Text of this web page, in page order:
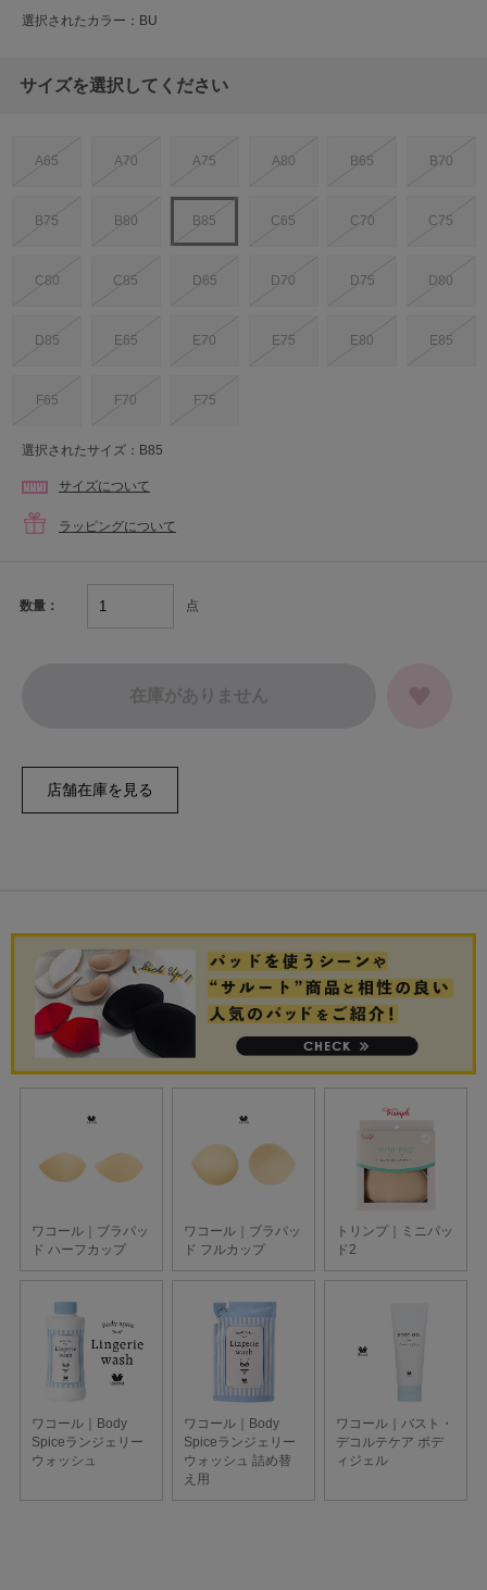
選択されたカラー：BU
サイズを選択してください
A65 A70 A75 A80 B65 B70
B75 B80 B85 C65 C70 C75
C80 C85 D65 D70 D75 D80
D85 E65 E70 E75 E80 E85
F65 F70 F75
選択されたサイズ：B85
サイズについて
ラッピングについて
数量： 点
在庫がありません